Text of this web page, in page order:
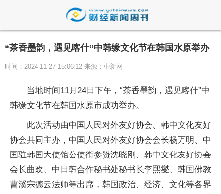
“茶香墨韵，遇见喀什”中韩缘文化节在韩国水原举办
时间：2024-11-27 15:06:12 来源：中新网
当地时间11月24日下午，“茶香墨韵，遇见喀什”中
韩缘文化节在韩国水原市成功举办。
此次活动由中国人民对外友好协会、韩中文化友好
协会共同主办，中国人民对外友好协会会长杨万明、中
国驻韩国大使馆公使衔参赞沈晓刚、韩中文化友好协会
会长曲欢、中日韩合作秘书处秘书长李熙燮、韩国佛教
曹溪宗德云法师等出席，韩国政治、经济、文化等各界